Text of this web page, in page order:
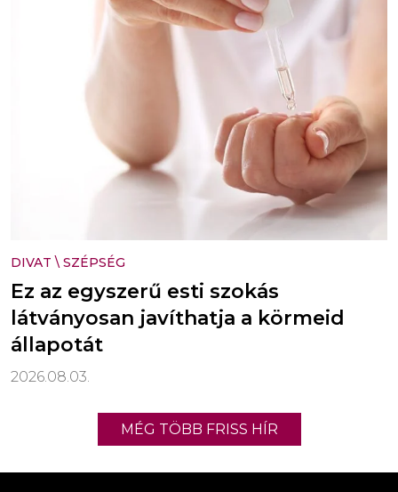
DIVAT \ SZÉPSÉG
Ez az egyszerű esti szokás
látványosan javíthatja a körmeid
állapotát
2026.08.03.
MÉG TÖBB FRISS HÍR